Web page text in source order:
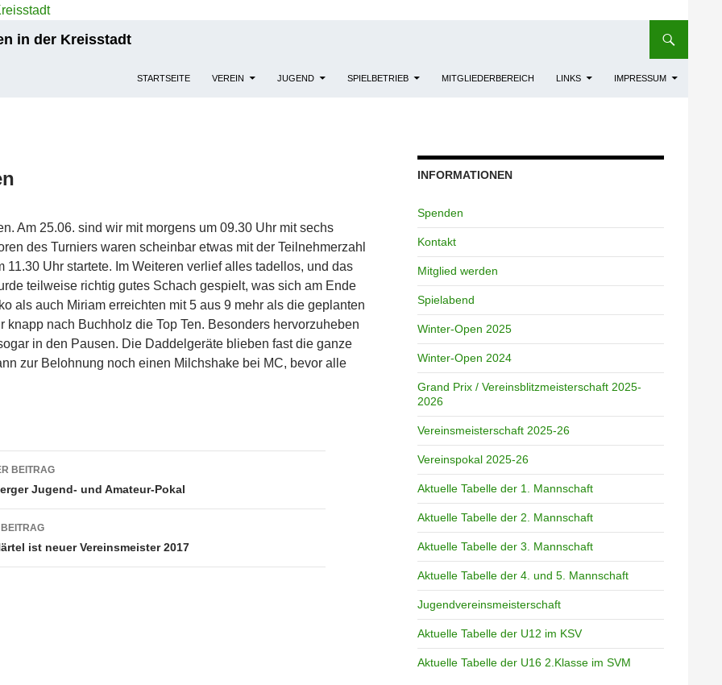
in der Kreisstadt
STARTSEITE VEREIN JUGEND SPIELBETRIEB MITGLIEDERBEREICH LINKS IMPRESSUM
Am 25.06. sind wir mit morgens um 09.30 Uhr mit sechs
des Turniers waren scheinbar etwas mit der Teilnehmerzahl
11.30 Uhr startete. Im Weiteren verlief alles tadellos, und das
teilweise richtig gutes Schach gespielt, was sich am Ende
als auch Miriam erreichten mit 5 aus 9 mehr als die geplanten
nach Buchholz die Top Ten. Besonders hervorzuheben
in den Pausen. Die Daddelgeräte blieben fast die ganze
zur Belohnung noch einen Milchshake bei MC, bevor alle
BEITRAG
Jugend- und Amateur-Pokal
ist neuer Vereinsmeister 2017
INFORMATIONEN
Spenden
Kontakt
Mitglied werden
Spielabend
Winter-Open 2025
Winter-Open 2024
Grand Prix / Vereinsblitzmeisterschaft 2025-
2026
Vereinsmeisterschaft 2025-26
Vereinspokal 2025-26
Aktuelle Tabelle der 1. Mannschaft
Aktuelle Tabelle der 2. Mannschaft
Aktuelle Tabelle der 3. Mannschaft
Aktuelle Tabelle der 4. und 5. Mannschaft
Jugendvereinsmeisterschaft
Aktuelle Tabelle der U12 im KSV
Aktuelle Tabelle der U16 2.Klasse im SVM